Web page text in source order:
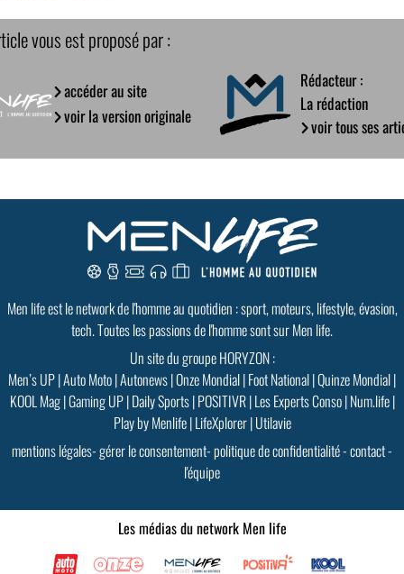
vous est proposé par :
accéder au site
voir la version originale
Rédacteur :
La rédaction
voir tous ses
Men life est le network de l'homme au quotidien : sport, moteurs, lifestyle, évasion,
tech. Toutes les passions de l'homme sont sur Men life.
Un site du groupe HORYZON :
Men’s UP|Auto Moto|Autonews|Onze Mondial|Foot National|Quinze Mondial|
KOOL Mag|Gaming UP|Daily Sports|POSITIVR|Les Experts Conso|Num.life|
Play by Menlife|LifeXplorer|Utilavie
mentions légales-gérer le consentement-politique de confidentialité-contact-
l'équipe
Les médias du network Men life